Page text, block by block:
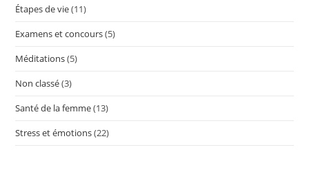
Étapes de vie(11)
Examens et concours(5)
Méditations(5)
Non classé(3)
Santé de la femme(13)
Stress et émotions(22)